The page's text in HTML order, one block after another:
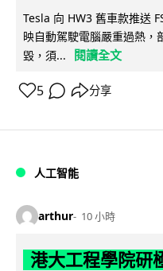
Tesla 向 HW3 舊車款推送
映自動駕駛電腦嚴重過熱，
毀，須...
閱讀全文
5 分享
人工智能
arthur 10 小時
港大工程學院研